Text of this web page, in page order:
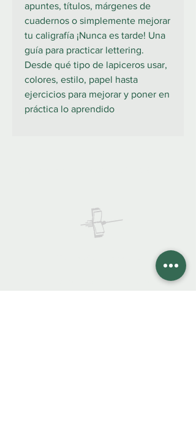
apuntes, títulos, márgenes de
cuadernos o simplemente mejorar
tu caligrafía ¡Nunca es tarde! Una
guía para practicar lettering.
Desde qué tipo de lapiceros usar,
colores, estilo, papel hasta
ejercicios para mejorar y poner en
práctica lo aprendido